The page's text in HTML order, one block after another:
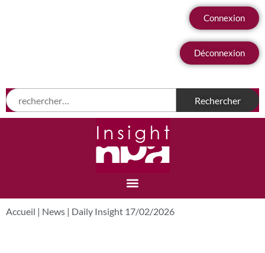
Connexion
Déconnexion
Accueil | News | Daily Insight 17/02/2026